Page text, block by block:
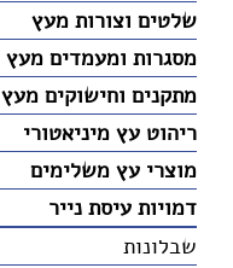
שלטים וצורות מעץ
מסגרות ומעמדים מעץ
מתקנים וחישוקים מעץ
ריהוט עץ מיניאטורי
מוצרי עץ משלימים
דמויות עיסת נייר
שבלונות